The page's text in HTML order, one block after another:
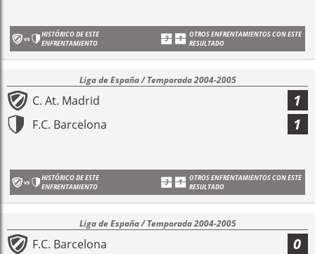
HISTÓRICO DE ESTE
ENFRENTAMIENTO
OTROS ENFRENTAMIENTOS CON ESTE
RESULTADO
Liga de España / Temporada 2004-2005
C. At. Madrid 1
F.C. Barcelona 1
HISTÓRICO DE ESTE
ENFRENTAMIENTO
OTROS ENFRENTAMIENTOS CON ESTE
RESULTADO
Liga de España / Temporada 2004-2005
F.C. Barcelona 0